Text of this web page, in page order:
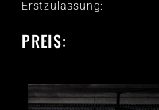
Erstzulassung:
PREIS: